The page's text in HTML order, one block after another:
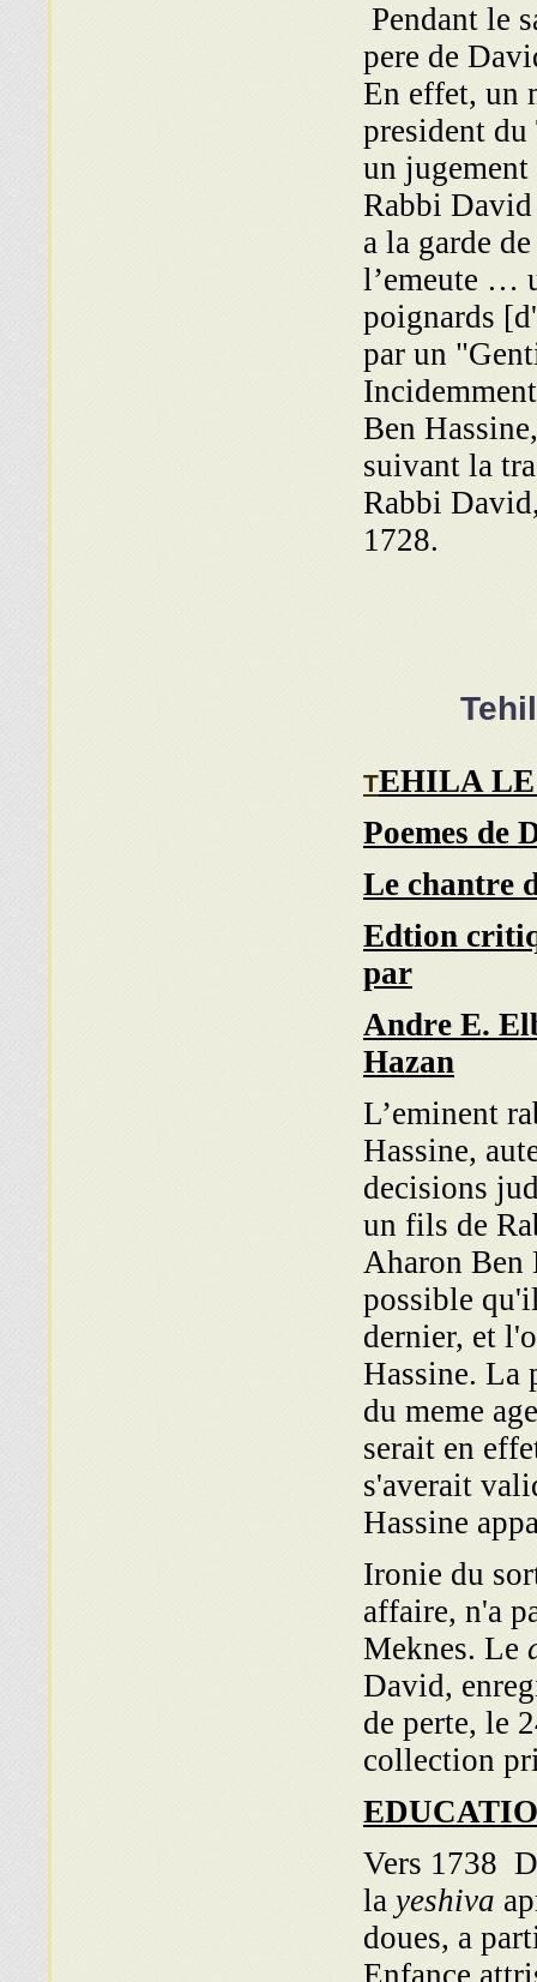
Pendant le
pere de
En effet, un
president
un
Rabbi
a la garde
l’emeute …
poignards
par un
Ben
suivant la
Rabbi
1728.
TEHILA
Poemes de
Le chantre
Edtion
par
Andre E.
Hazan
L’eminent
Hassine,
decisions
un fils de
Aharon Ben
possible
dernier, et
Hassine. La
du meme
serait en
s'averait
Hassine
Ironie du
affaire, n'a
Meknes. Le
David,
de perte, le
collection
Vers 1738
la yeshiva
doues, a
Enfance